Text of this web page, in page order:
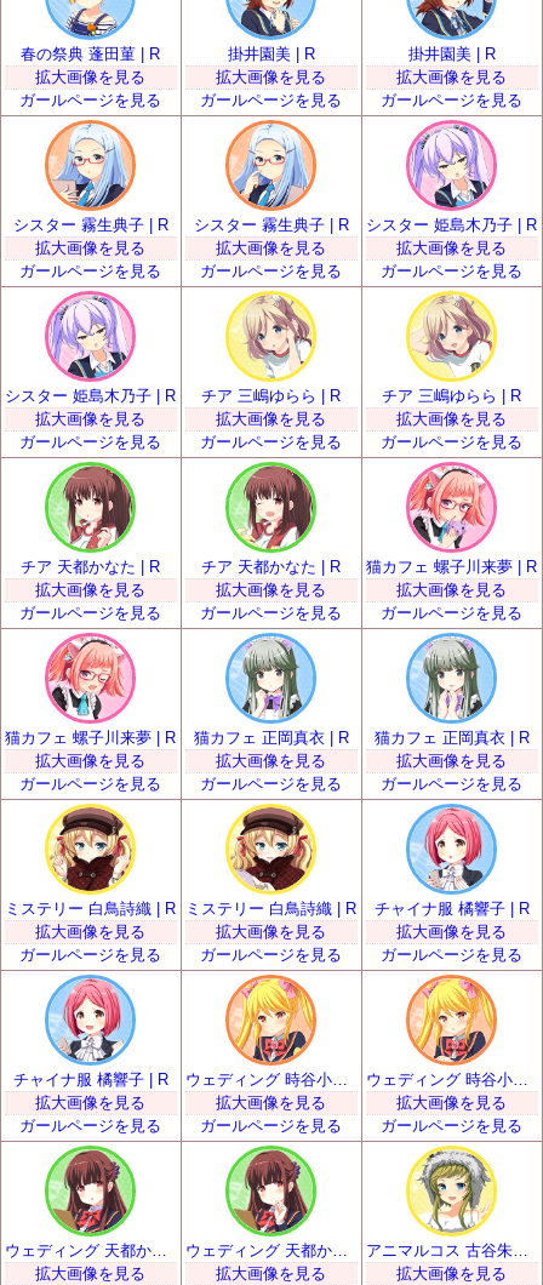
春の祭典 蓬田菫 | R
拡大画像を見る
ガールページを見る
掛井園美 | R
拡大画像を見る
ガールページを見る
掛井園美 | R
拡大画像を見る
ガールページを見る
シスター 霧生典子 | R
拡大画像を見る
ガールページを見る
シスター 霧生典子 | R
拡大画像を見る
ガールページを見る
シスター 姫島木乃子 | R
拡大画像を見る
ガールページを見る
シスター 姫島木乃子 | R
拡大画像を見る
ガールページを見る
チア 三嶋ゆらら | R
拡大画像を見る
ガールページを見る
チア 三嶋ゆらら | R
拡大画像を見る
ガールページを見る
チア 天都かなた | R
拡大画像を見る
ガールページを見る
チア 天都かなた | R
拡大画像を見る
ガールページを見る
猫カフェ 螺子川来夢 | R
拡大画像を見る
ガールページを見る
猫カフェ 螺子川来夢 | R
拡大画像を見る
ガールページを見る
猫カフェ 正岡真衣 | R
拡大画像を見る
ガールページを見る
猫カフェ 正岡真衣 | R
拡大画像を見る
ガールページを見る
ミステリー 白鳥詩織 | R
拡大画像を見る
ガールページを見る
ミステリー 白鳥詩織 | R
拡大画像を見る
ガールページを見る
チャイナ服 橘響子 | R
拡大画像を見る
ガールページを見る
チャイナ服 橘響子 | R
拡大画像を見る
ガールページを見る
ウェディング 時谷小瑠璃 | R
拡大画像を見る
ガールページを見る
ウェディング 時谷小瑠璃 | R
拡大画像を見る
ガールページを見る
拡大画像を見る
ウェディング 天都かなた | R
拡大画像を見る
アニマルコス 古谷朱里 | R
拡大画像を見る